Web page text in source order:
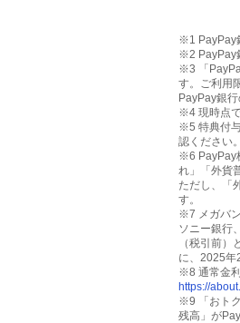
※1 PayPay
※2 PayPay
※3 「
す。ご利用
PayPay銀行
※4 現時点
※5 特典付
認ください。
※6 PayPay
れ」「外貨
ただし、「
す。
※7 メガバ
ソニー銀行
（税引前
に、2025年
※8 通常金
https://
※9 「おト
残高」が